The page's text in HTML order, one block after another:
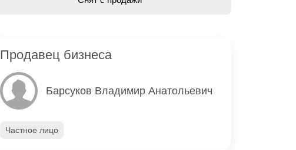
Продавец бизнеса
Барсуков Владимир Анатольевич
Частное лицо